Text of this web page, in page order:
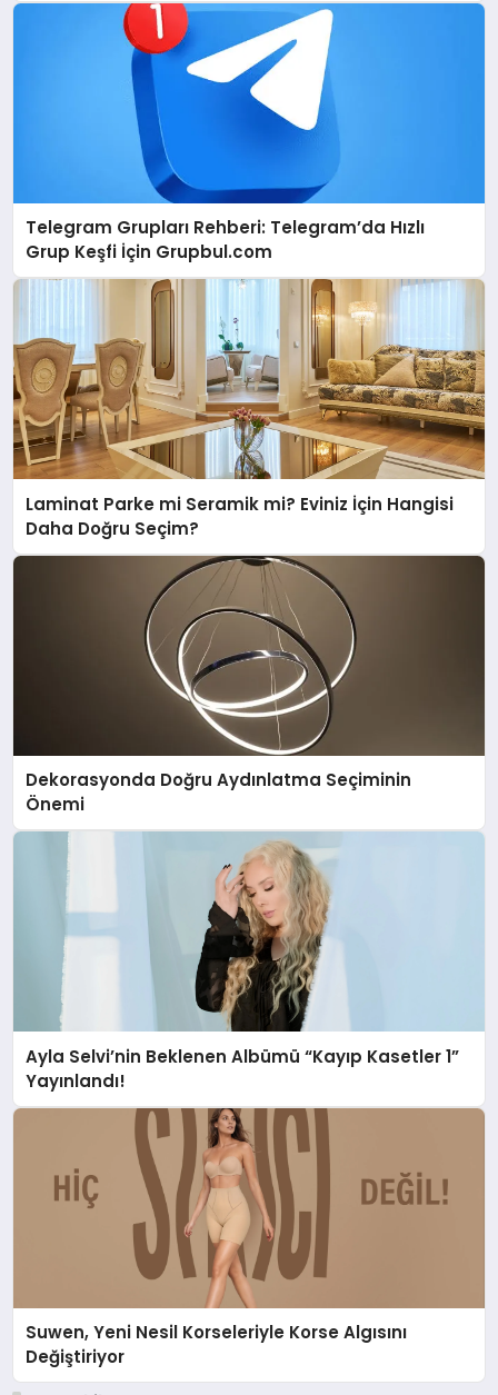
Telegram Grupları Rehberi: Telegram’da Hızlı
Grup Keşfi İçin Grupbul.com
Laminat Parke mi Seramik mi? Eviniz İçin Hangisi
Daha Doğru Seçim?
Dekorasyonda Doğru Aydınlatma Seçiminin
Önemi
Ayla Selvi’nin Beklenen Albümü “Kayıp Kasetler 1”
Yayınlandı!
Suwen, Yeni Nesil Korseleriyle Korse Algısını
Değiştiriyor